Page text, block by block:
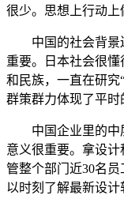
很少。思想上行动上
中国的社会背景
重要。日本社会很
和民族，一直在研究
群策群力体现了平时
中国企业里的中
意义很重要。拿设
管整个部门近30名
以时刻了解最新设